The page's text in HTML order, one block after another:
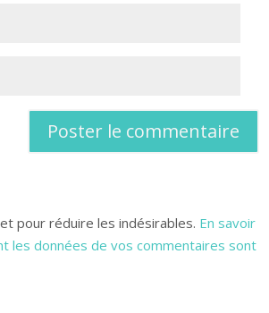
pour réduire les indésirables. En savoir
les données de vos commentaires sont